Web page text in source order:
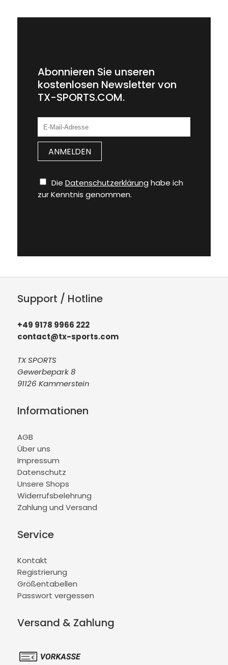
Abonnieren Sie unseren
kostenlosen Newsletter von
TX-SPORTS.COM.
Die Datenschutzerklärung habe ich
zur Kenntnis genommen.
Support / Hotline
+49 9178 9966 222
contact@tx-sports.com
TX SPORTS
Gewerbepark 8
91126 Kammerstein
Informationen
AGB
Über uns
Impressum
Datenschutz
Unsere Shops
Widerrufsbelehrung
Zahlung und Versand
Service
Kontakt
Registrierung
Größentabellen
Passwort vergessen
Versand & Zahlung